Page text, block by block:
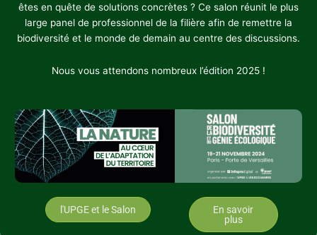
êtes en quête de solutions concrètes ? Ce salon réunit le plus
large panel de professionnel de la filière afin de remettre la
biodiversité et le monde de demain au centre des discussions.
Nous vous attendons nombreux l’édition 2025 !
l'UPGE et le Salon
En savoir
plus